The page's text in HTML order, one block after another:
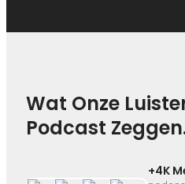
Wat Onze
Podcast
+4K